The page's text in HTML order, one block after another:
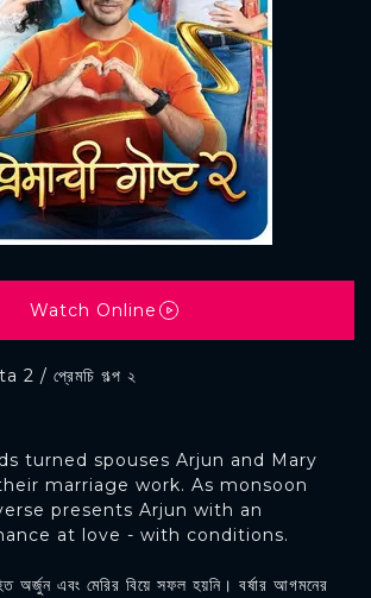
/ প্রেমচি গল্প ২
turned spouses Arjun and Mary
marriage work. As monsoon
presents Arjun with an
at love - with conditions.
অর্জুন এবং মেরির বিয়ে সফল হয়নি। বর্ষার আগমনের
Watch Online